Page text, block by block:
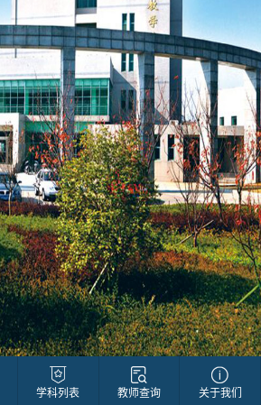
学科列表 教师查询 关于我们